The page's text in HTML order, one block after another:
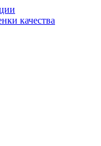
качества